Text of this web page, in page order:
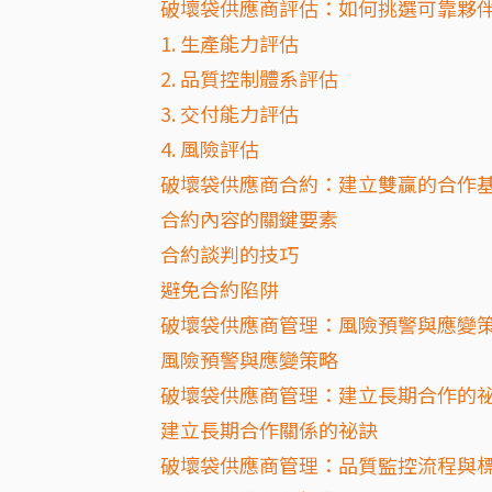
破壞袋供應商評估：如何挑選可靠夥
1. 生產能力評估
2. 品質控制體系評估
3. 交付能力評估
4. 風險評估
破壞袋供應商合約：建立雙贏的合作
合約內容的關鍵要素
合約談判的技巧
避免合約陷阱
破壞袋供應商管理：風險預警與應變
風險預警與應變策略
破壞袋供應商管理：建立長期合作的
建立長期合作關係的祕訣
破壞袋供應商管理：品質監控流程與